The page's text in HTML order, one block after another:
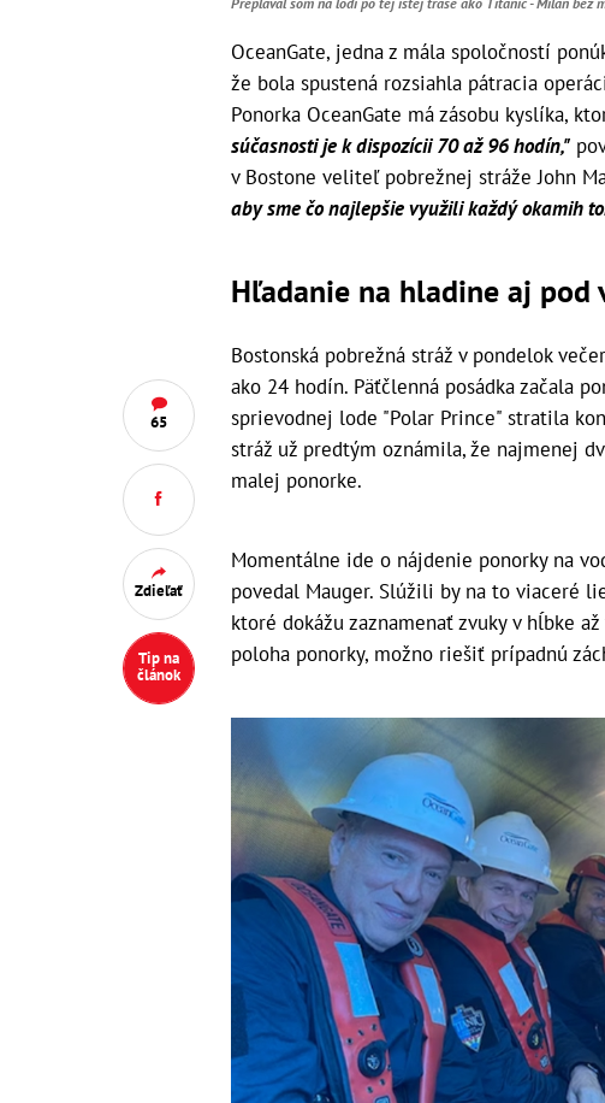
65
Zdieľať
Tip na
článok
OceanGate, jedna z mála spoločností
že bola spustená rozsiahla pátracia
Ponorka OceanGate má zásobu kyslíka,
súčasnosti je k dispozícii 70 až 96 hodín,"
v Bostone veliteľ pobrežnej stráže John
aby sme čo najlepšie využili každý okamih
Hľadanie na hladine aj pod
Bostonská pobrežná stráž v pondelok
ako 24 hodín. Päťčlenná posádka začala
sprievodnej lode "Polar Prince" stratila
stráž už predtým oznámila, že najmenej
malej ponorke.
Momentálne ide o nájdenie ponorky na
povedal Mauger. Slúžili by na to viaceré
ktoré dokážu zaznamenať zvuky v hĺbke
poloha ponorky, možno riešiť prípadnú